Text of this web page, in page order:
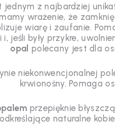
jednym z najbardziej
wrażenie, że
wiarę i zaufanie.
i, jeśli były przykre,
opal polecany jest dla
niekonwencjonalnej
krwionośny. Pomaga
przepięknie
naturalne